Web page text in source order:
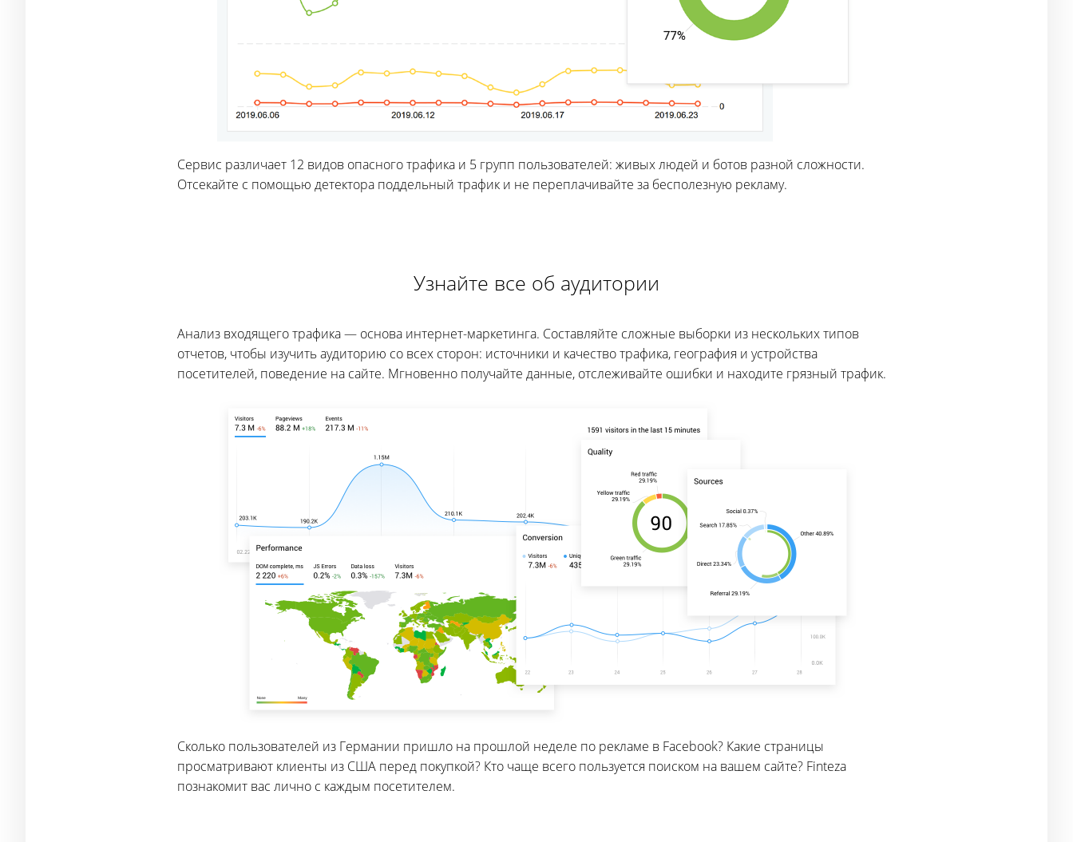
Сервис различает 12 видов опасного трафика и 5 групп пользователей: живых людей и ботов разной сложности.
Отсекайте с помощью детектора поддельный трафик и не переплачивайте за бесполезную рекламу.
Узнайте все об аудитории
Анализ входящего трафика — основа интернет-маркетинга. Составляйте сложные выборки из нескольких типов
отчетов, чтобы изучить аудиторию со всех сторон: источники и качество трафика, география и устройства
посетителей, поведение на сайте. Мгновенно получайте данные, отслеживайте ошибки и находите грязный трафик.
Сколько пользователей из Германии пришло на прошлой неделе по рекламе в Facebook? Какие страницы
просматривают клиенты из США перед покупкой? Кто чаще всего пользуется поиском на вашем сайте? Finteza
познакомит вас лично с каждым посетителем.